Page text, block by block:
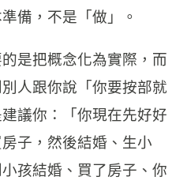
備，不是「做」。
是把概念化為實際，而
人跟你說「你要按部就
議你：「你現在先好好
子，然後結婚、生小
孩結婚、買了房子、你